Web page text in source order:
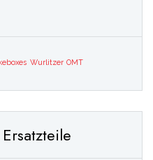
Wurlitzer OMT